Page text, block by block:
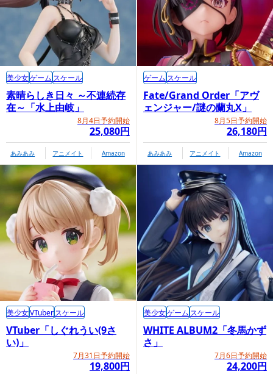
素晴らしき日々 ～不連続存
在～「水上由岐」
8月4日予約開始
25,080円
美少女ゲーム スケール
あみあみ アニメイト Amazon
Fate/Grand Order「アヴ
ェンジャー/謎の蘭丸X」
8月5日予約開始
26,180円
ゲーム スケール
あみあみ アニメイト Amazon
VTuber「しぐれうい(9さ
い)」
7月31日予約開始
19,800円
美少女VTuberスケール
WHITE ALBUM2「冬馬かず
さ」
7月6日予約開始
24,200円
美少女ゲーム スケール